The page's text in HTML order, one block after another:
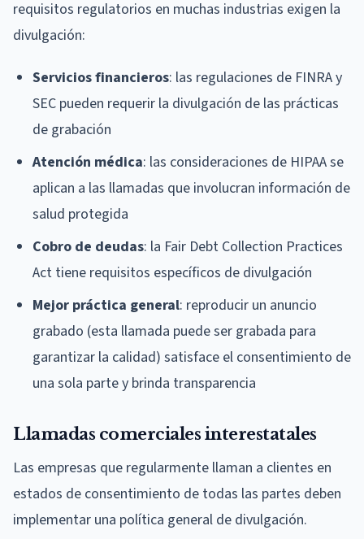
requisitos regulatorios en muchas industrias exigen la
divulgación:
Servicios financieros: las regulaciones de FINRA y
SEC pueden requerir la divulgación de las prácticas
de grabación
Atención médica: las consideraciones de HIPAA se
aplican a las llamadas que involucran información de
salud protegida
Cobro de deudas: la Fair Debt Collection Practices
Act tiene requisitos específicos de divulgación
Mejor práctica general: reproducir un anuncio
grabado (esta llamada puede ser grabada para
garantizar la calidad) satisface el consentimiento de
una sola parte y brinda transparencia
Llamadas comerciales interestatales
Las empresas que regularmente llaman a clientes en
estados de consentimiento de todas las partes deben
implementar una política general de divulgación.